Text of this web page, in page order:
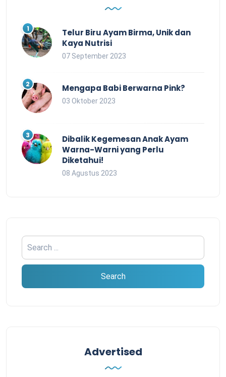
Telur Biru Ayam Birma, Unik dan
Kaya Nutrisi
07 September 2023
Mengapa Babi Berwarna Pink?
03 Oktober 2023
Dibalik Kegemesan Anak Ayam
Warna-Warni yang Perlu
Diketahui!
08 Agustus 2023
Advertised